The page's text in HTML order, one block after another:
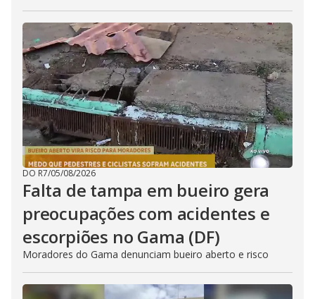
DO R7/05/08/2026
Falta de tampa em bueiro gera
preocupações com acidentes e
escorpiões no Gama (DF)
Moradores do Gama denunciam bueiro aberto e risco